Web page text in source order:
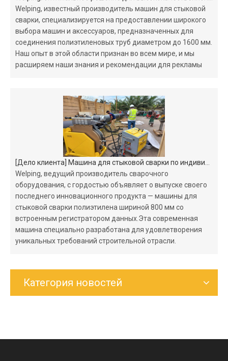
Welping, известный производитель машин для стыковой
сварки, специализируется на предоставлении широкого
выбора машин и аксессуаров, предназначенных для
соединения полиэтиленовых труб диаметром до 1600 мм.
Наш опыт в этой области признан во всем мире, и мы
расширяем наши знания и рекомендации для рекламы
[Дело клиента
Машина для стыковой сварки по индивидуальному заказу для клиентов из Шри-Ланки
Welping, ведущий производитель сварочного
оборудования, с гордостью объявляет о выпуске своего
последнего инновационного продукта — машины для
стыковой сварки полиэтилена шириной 800 мм со
встроенным регистратором данных.Эта современная
машина специально разработана для удовлетворения
уникальных требований строительной отрасли.
Категория новостей